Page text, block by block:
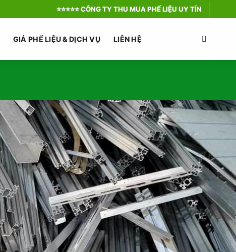
⭐️⭐️⭐️⭐️⭐️ CÔNG TY THU MUA PHẾ LIỆU UY TÍN
GIÁ PHẾ LIỆU & DỊCH VỤ LIÊN HỆ